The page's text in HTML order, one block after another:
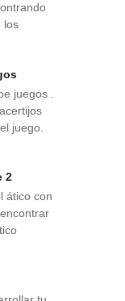
los
juegos .
juego.
2
ático con